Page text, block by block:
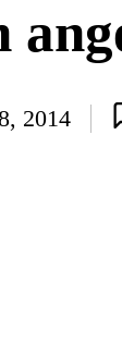
2014